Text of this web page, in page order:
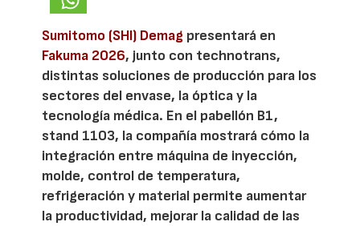
Sumitomo (SHI) Demag presentará en
Fakuma 2026, junto con technotrans,
distintas soluciones de producción para los
sectores del envase, la óptica y la
tecnología médica. En el pabellón B1,
stand 1103, la compañía mostrará cómo la
integración entre máquina de inyección,
molde, control de temperatura,
refrigeración y material permite aumentar
la productividad, mejorar la calidad de las